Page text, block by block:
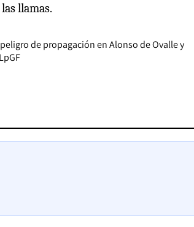
llamas.
de propagación en Alonso de Ovalle y